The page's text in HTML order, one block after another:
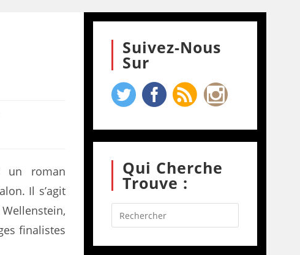
un roman
Il s’agit
finalistes
Suivez-Nous
Sur
Qui Cherche
Trouve :